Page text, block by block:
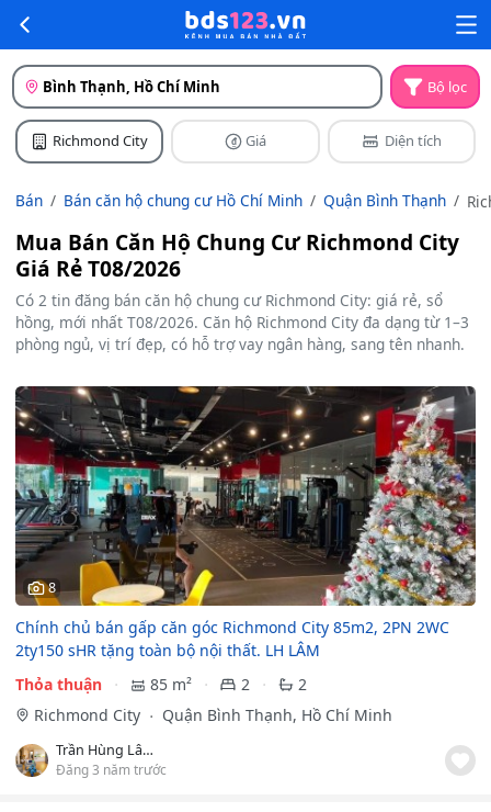
Bình Thạnh, Hồ Chí Minh Bộ lọc
Richmond City Giá Diện tích
Bán Bán căn hộ chung cư Hồ Chí Minh Quận Bình Thạnh
Mua Bán Căn Hộ Chung Cư Richmond City
Giá Rẻ T08/2026
Có 2 tin đăng bán căn hộ chung cư Richmond City: giá rẻ, sổ
hồng, mới nhất T08/2026. Căn hộ Richmond City đa dạng từ 1–3
phòng ngủ, vị trí đẹp, có hỗ trợ vay ngân hàng, sang tên nhanh.
8
Chính chủ bán gấp căn góc Richmond City 85m2, 2PN 2WC
2ty150 sHR tặng toàn bộ nội thất. LH LÂM
Thỏa thuận
85 m² 2
2
Richmond City
Quận Bình Thạnh, Hồ Chí Minh
Trần Hùng Lâm
Đăng 3 năm trước